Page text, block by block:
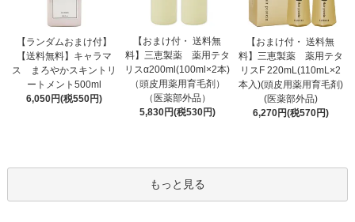
【ランダムおまけ付】
【送料無料】キャラマ
ス まろやかスキントリ
ートメント500ml
6,050円(税550円)
【おまけ付・ 送料無
料】三恵製薬 薬用テタ
リスα200ml(100ml×2本)
（頭皮用薬用育毛剤）
（医薬部外品）
5,830円(税530円)
【おまけ付・ 送料無
料】三恵製薬 薬用テタ
リスF 220mL(110mL×2
本入)(頭皮用薬用育毛剤)
(医薬部外品)
6,270円(税570円)
もっと見る